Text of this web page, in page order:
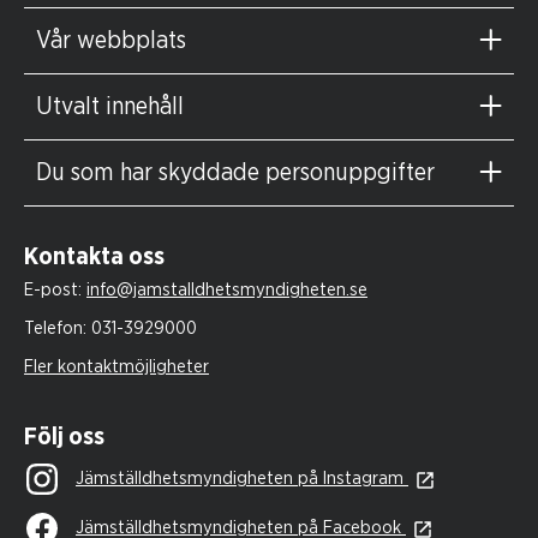
Vår webbplats
Utvalt innehåll
Du som har skyddade personuppgifter
Kontakta oss
E-post: info@jamstalldhetsmyndigheten.se
Telefon: 031-3929000
Fler kontaktmöjligheter
Följ oss
Jämställdhetsmyndigheten på Instagram
Jämställdhetsmyndigheten på Facebook